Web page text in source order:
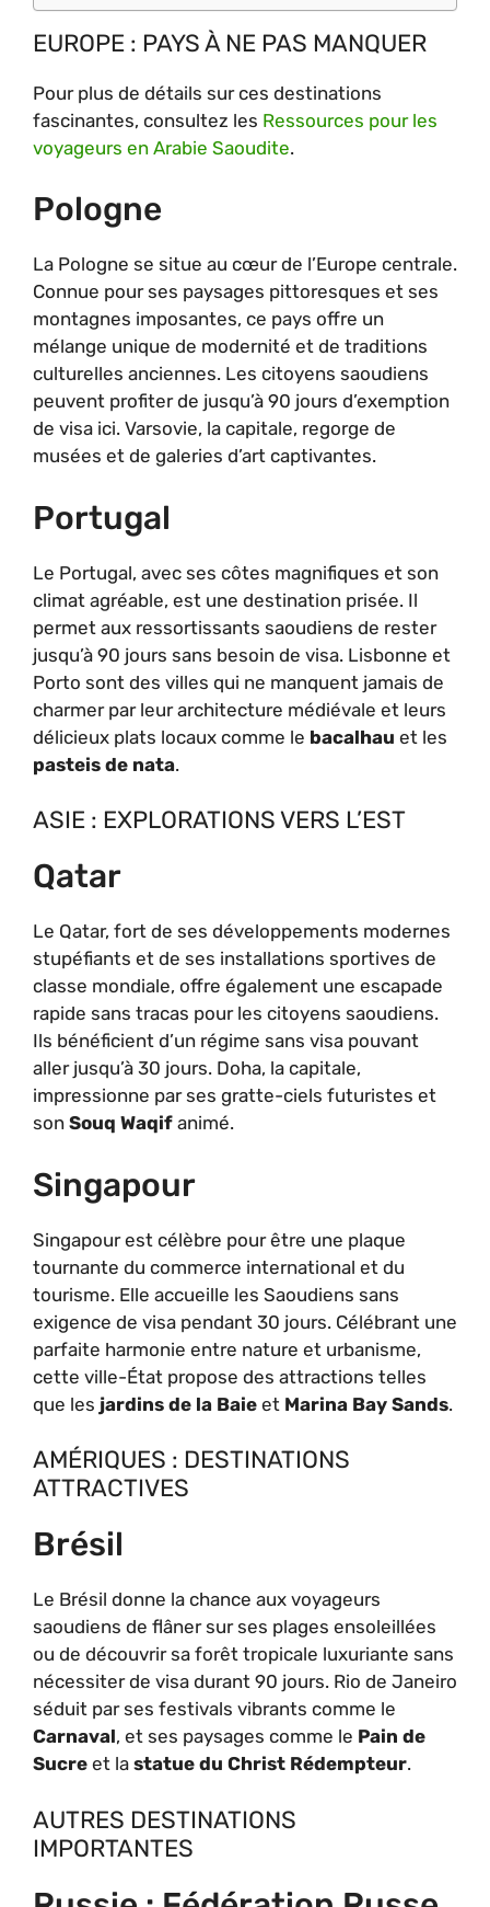
EUROPE : PAYS À NE PAS MANQUER
Pour plus de détails sur ces destinations
fascinantes, consultez les Ressources pour les
voyageurs en Arabie Saoudite.
Pologne
La Pologne se situe au cœur de l’Europe centrale.
Connue pour ses paysages pittoresques et ses
montagnes imposantes, ce pays offre un
mélange unique de modernité et de traditions
culturelles anciennes. Les citoyens saoudiens
peuvent profiter de jusqu’à 90 jours d’exemption
de visa ici. Varsovie, la capitale, regorge de
musées et de galeries d’art captivantes.
Portugal
Le Portugal, avec ses côtes magnifiques et son
climat agréable, est une destination prisée. Il
permet aux ressortissants saoudiens de rester
jusqu’à 90 jours sans besoin de visa. Lisbonne et
Porto sont des villes qui ne manquent jamais de
charmer par leur architecture médiévale et leurs
délicieux plats locaux comme le bacalhau et les
pasteis de nata.
ASIE : EXPLORATIONS VERS L’EST
Qatar
Le Qatar, fort de ses développements modernes
stupéfiants et de ses installations sportives de
classe mondiale, offre également une escapade
rapide sans tracas pour les citoyens saoudiens.
Ils bénéficient d’un régime sans visa pouvant
aller jusqu’à 30 jours. Doha, la capitale,
impressionne par ses gratte-ciels futuristes et
son Souq Waqif animé.
Singapour
Singapour est célèbre pour être une plaque
tournante du commerce international et du
tourisme. Elle accueille les Saoudiens sans
exigence de visa pendant 30 jours. Célébrant une
parfaite harmonie entre nature et urbanisme,
cette ville-État propose des attractions telles
que les jardins de la Baie et Marina Bay Sands.
AMÉRIQUES : DESTINATIONS
ATTRACTIVES
Brésil
Le Brésil donne la chance aux voyageurs
saoudiens de flâner sur ses plages ensoleillées
ou de découvrir sa forêt tropicale luxuriante sans
nécessiter de visa durant 90 jours. Rio de Janeiro
séduit par ses festivals vibrants comme le
Carnaval, et ses paysages comme le Pain de
Sucre et la statue du Christ Rédempteur.
AUTRES DESTINATIONS
IMPORTANTES